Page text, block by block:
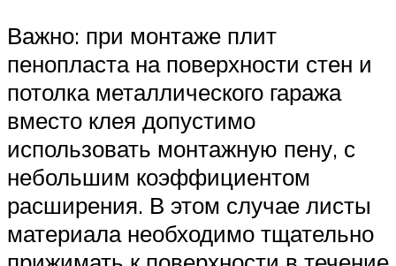
Важно: при монтаже плит
пенопласта на поверхности стен и
потолка металлического гаража
вместо клея допустимо
использовать монтажную пену, с
небольшим коэффициентом
расширения. В этом случае листы
материала необходимо тщательно